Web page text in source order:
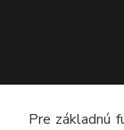
KONTAKT
Pre základnú